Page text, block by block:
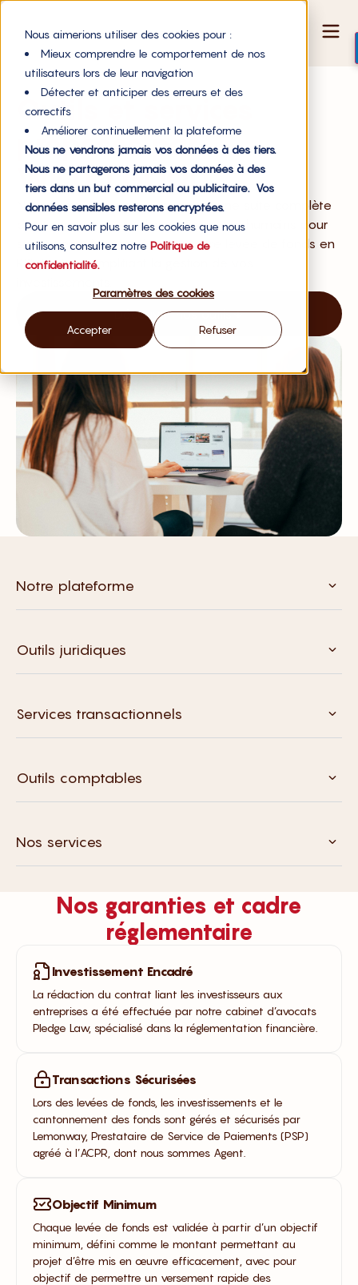
Nous aimerions utiliser des cookies pour :
Mieux comprendre le comportement de nos
utilisateurs lors de leur navigation
Détecter et anticiper des erreurs et des
correctifs
Améliorer continuellement la plateforme
Nous ne vendrons jamais vos données à des tiers.
Nous ne partagerons jamais vos données à des
tiers dans un but commercial ou publicitaire. Vos
données sensibles resterons encryptées.
Pour en savoir plus sur les cookies que nous
utilisons, consultez notre Politique de
confidentialité.
Paramètres des cookies
Accepter Refuser
Outils et services
proposés par
WE DO GOOD
Nous mettons à votre disposition une suite complète
d’outils financiers, juridiques, fiscaux et humains pour
structurer, suivre et sécuriser votre levée de fonds en
RBF, tout en simplifiant la gestion de vos
Découvrir nos outils
Notre plateforme
Outils juridiques
Services transactionnels
Outils comptables
Nos services
Nos garanties et cadre
réglementaire​
Investissement Encadré
La rédaction du contrat liant les investisseurs aux
entreprises a été effectuée par notre cabinet d’avocats
Pledge Law, spécialisé dans la réglementation financière.
Transactions Sécurisées
Lors des levées de fonds, les investissements et le
cantonnement des fonds sont gérés et sécurisés par
Lemonway, Prestataire de Service de Paiements (PSP)
agréé à l’ACPR, dont nous sommes Agent.
Objectif Minimum
Chaque levée de fonds est validée à partir d’un objectif
minimum, défini comme le montant permettant au
projet d’être mis en œuvre efficacement, avec pour
objectif de permettre un versement rapide des